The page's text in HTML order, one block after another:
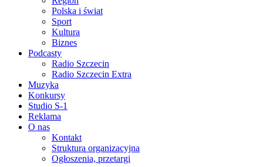
Polska i świat
Sport
Kultura
Biznes
Podcasty
Radio Szczecin
Radio Szczecin Extra
Muzyka
Konkursy
Studio S-1
Reklama
O nas
Kontakt
Struktura organizacyjna
Ogłoszenia, przetargi